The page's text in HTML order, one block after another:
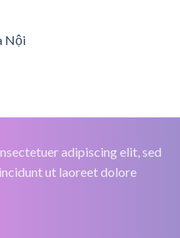
Nội
adipiscing elit, sed
ut laoreet dolore